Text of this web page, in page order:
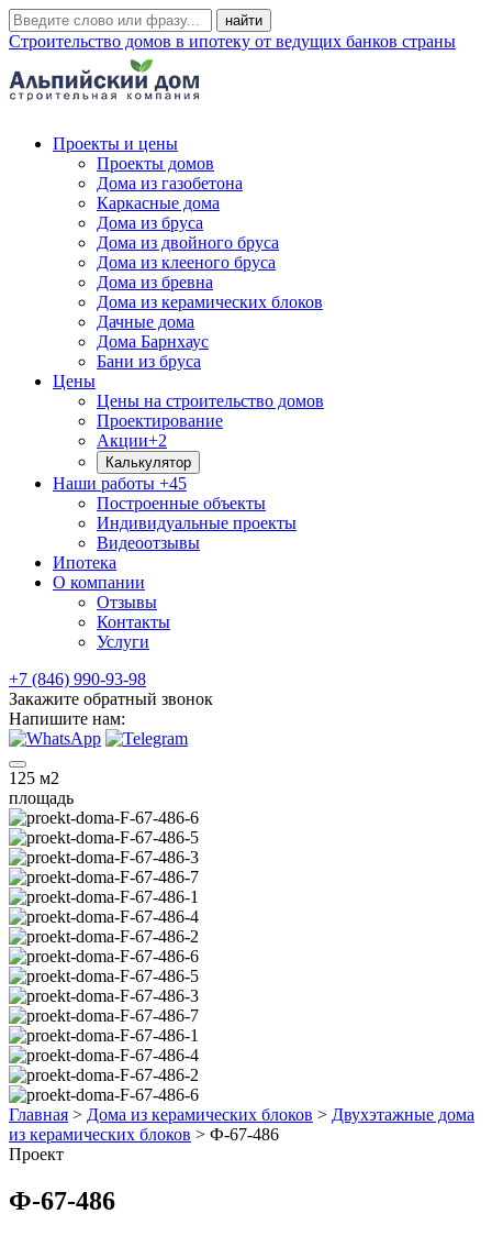
Строительство домов в ипотеку от ведущих банков страны
Проекты и цены
Проекты домов
Дома из газобетона
Каркасные дома
Дома из бруса
Дома из двойного бруса
Дома из клееного бруса
Дома из бревна
Дома из керамических блоков
Дачные дома
Дома Барнхаус
Бани из бруса
Цены
Цены на строительство домов
Проектирование
Акции+2
Калькулятор
Наши работы +45
Построенные объекты
Индивидуальные проекты
Видеоотзывы
Ипотека
О компании
Отзывы
Контакты
Услуги
+7 (846) 990-93-98
Закажите обратный звонок
Напишите нам:
125 м2
площадь
Главная > Дома из керамических блоков > Двухэтажные дома
из керамических блоков > Ф-67-486
Проект
Ф-67-486